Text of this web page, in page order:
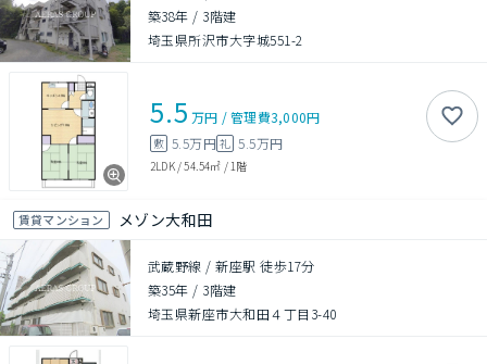
築38年 / 3階建
埼玉県所沢市大字城551-2
5.5 万円 /管理費3,000円
敷 5.5万円礼 5.5万円
2LDK/54.54㎡ / 1階
賃貸マンション メゾン大和田
武蔵野線 / 新座駅 徒歩17分
築35年 / 3階建
埼玉県新座市大和田４丁目3-40